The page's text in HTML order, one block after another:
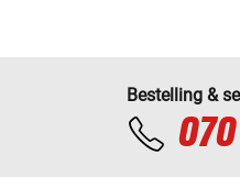
Bestelling &
070